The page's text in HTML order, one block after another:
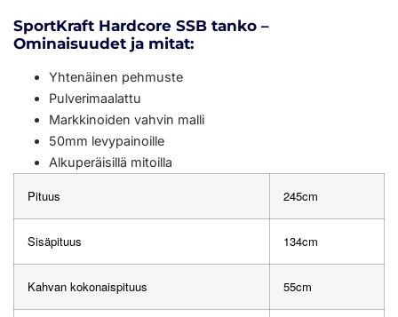
SportKraft Hardcore SSB tanko –
Ominaisuudet ja mitat:
Yhtenäinen pehmuste
Pulverimaalattu
Markkinoiden vahvin malli
50mm levypainoille
Alkuperäisillä mitoilla
Pituus 245cm
Sisäpituus 134cm
Kahvan kokonaispituus 55cm